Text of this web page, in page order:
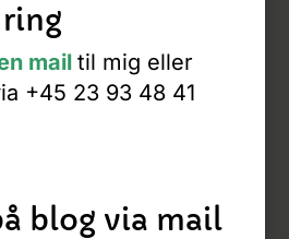
mail til mig eller
+45 23 93 48 41
blog via mail